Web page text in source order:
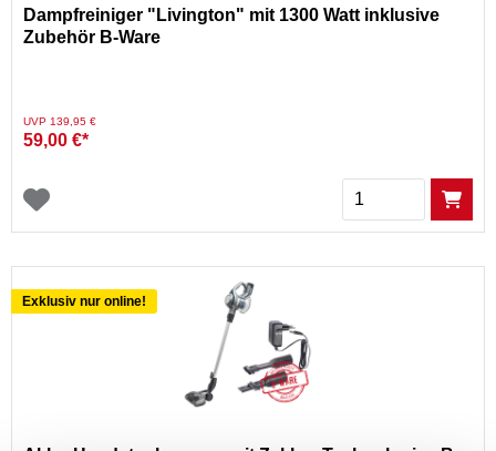
Dampfreiniger "Livington" mit 1300 Watt inklusive
Zubehör B-Ware
Preis reduziert von
UVP 139,95 €auf
59,00 €*
Menge
Exklusiv nur online!